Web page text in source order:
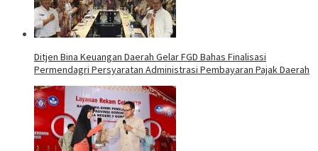
Ditjen Bina Keuangan Daerah Gelar FGD Bahas Finalisasi
Permendagri Persyaratan Administrasi Pembayaran Pajak Daerah